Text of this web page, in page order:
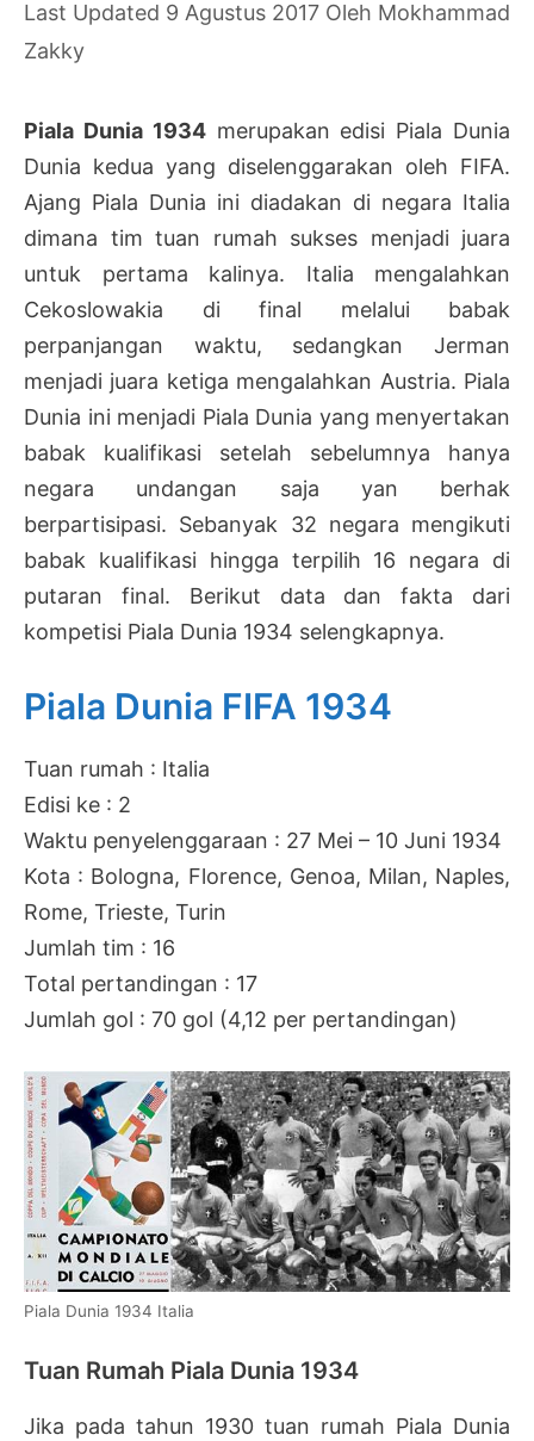
9 Agustus 2017 Oleh Mokhammad
Zakky
Piala Dunia 1934merupakan edisi Piala Dunia
Dunia kedua yang diselenggarakan oleh FIFA.
Ajang Piala Dunia ini diadakan di negara Italia
dimana tim tuan rumah sukses menjadi juara
untuk pertama kalinya. Italia mengalahkan
Cekoslowakia di final melalui babak
perpanjangan waktu, sedangkan Jerman
menjadi juara ketiga mengalahkan Austria. Piala
Dunia ini menjadi Piala Dunia yang menyertakan
babak kualifikasi setelah sebelumnya hanya
negara undangan saja yan berhak
berpartisipasi. Sebanyak 32 negara mengikuti
babak kualifikasi hingga terpilih 16 negara di
putaran final. Berikut data dan fakta dari
kompetisi Piala Dunia 1934 selengkapnya.
Piala Dunia FIFA 1934
Tuan rumah : Italia
Edisi ke : 2
Waktu penyelenggaraan : 27 Mei – 10 Juni 1934
Kota : Bologna, Florence, Genoa, Milan, Naples,
Rome, Trieste, Turin
Jumlah tim : 16
Total pertandingan : 17
Jumlah gol : 70 gol (4,12 per pertandingan)
Piala Dunia 1934 Italia
Tuan Rumah Piala Dunia 1934
Jika pada tahun 1930 tuan rumah Piala Dunia